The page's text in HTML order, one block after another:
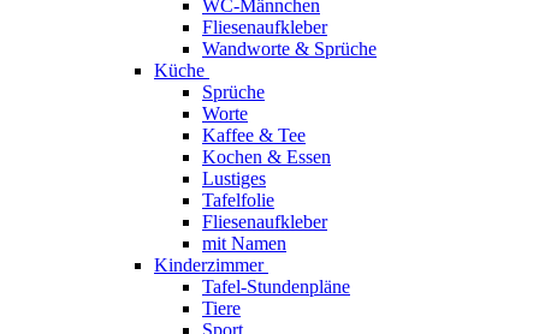
WC-Männchen
Fliesenaufkleber
Wandworte & Sprüche
Küche
Sprüche
Worte
Kaffee & Tee
Kochen & Essen
Lustiges
Tafelfolie
Fliesenaufkleber
mit Namen
Kinderzimmer
Tafel-Stundenpläne
Tiere
Sport